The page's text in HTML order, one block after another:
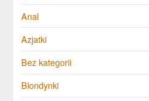
Anal
Azjatki
Bez kategorii
Blondynki